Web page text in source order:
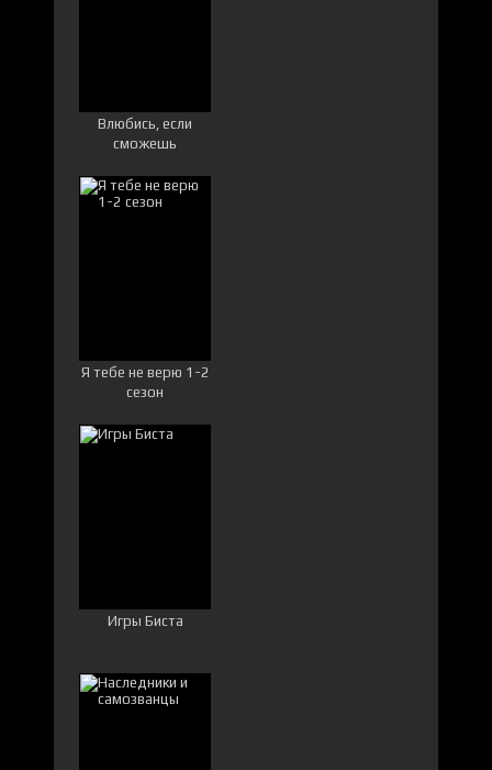
Влюбись, если
сможешь
Я тебе не верю 1-2
сезон
Игры Биста